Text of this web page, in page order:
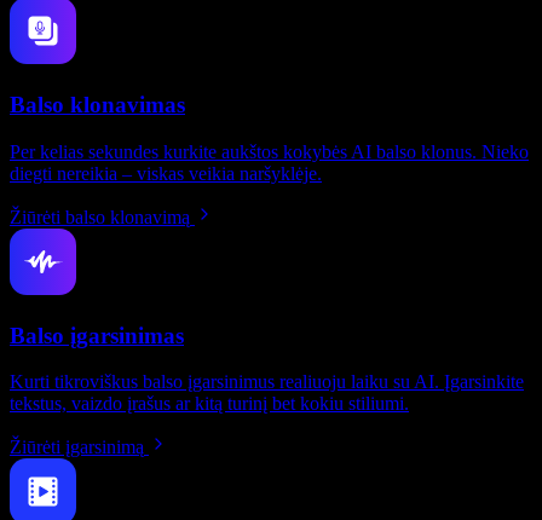
Balso klonavimas
Per kelias sekundes kurkite aukštos kokybės AI balso klonus. Nieko
diegti nereikia – viskas veikia naršyklėje.
Žiūrėti balso klonavimą
Balso įgarsinimas
Kurti tikroviškus balso įgarsinimus realiuoju laiku su AI. Įgarsinkite
tekstus, vaizdo įrašus ar kitą turinį bet kokiu stiliumi.
Žiūrėti įgarsinimą